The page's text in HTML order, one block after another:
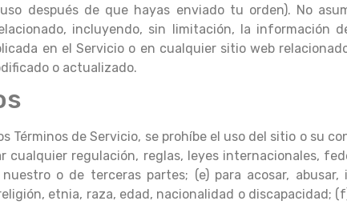
después de que hayas enviado tu orden). No
incluyendo, sin limitación, la información
en el Servicio o en cualquier sitio web
o actualizado.
Términos de Servicio, se prohíbe el uso del sitio o su
regulación, reglas, leyes internacionales,
o de terceras partes; (e) para acosar,
etnia, raza, edad, nacionalidad o discapacidad;